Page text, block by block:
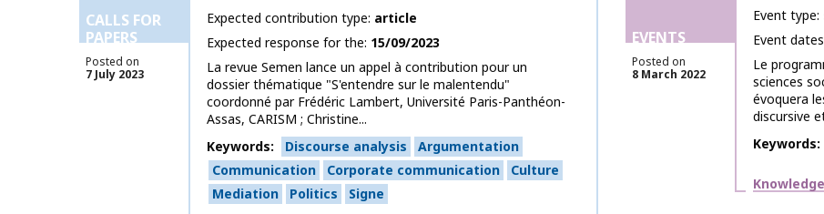
CALLS FOR
PAPERS
Posted on
7 July 2023
Expected contribution type article
Expected response for the 15/09/2023
La revue Semen lance un appel à contribution pour un
dossier thématique "S'entendre sur le malentendu"
coordonné par Frédéric Lambert, Université Paris-Panthéon-
Assas, CARISM ; Christine...
Keywords
Discourse analysis
Argumentation
Communication
Corporate communication
Culture
Mediation
Politics Signe
EVENTS
Posted on
8 March 2022
Event type
Event dates
Le
sciences
évoquera
discursive
Keywords
Themes